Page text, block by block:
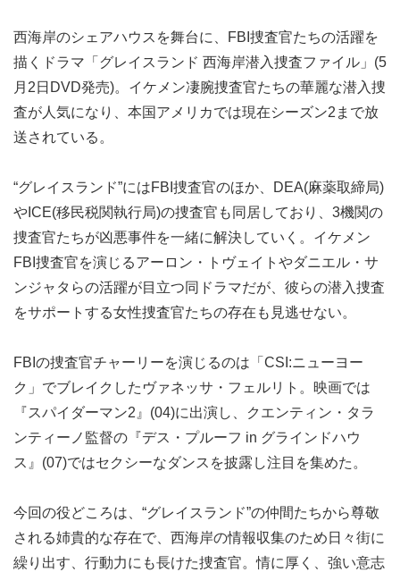
西海岸のシェアハウスを舞台に、FBI捜査官たちの活躍を
描くドラマ「グレイスランド 西海岸潜入捜査ファイル」(5
月2日DVD発売)。イケメン凄腕捜査官たちの華麗な潜入捜
査が人気になり、本国アメリカでは現在シーズン2まで放
送されている。
“グレイスランド”にはFBI捜査官のほか、DEA(麻薬取締局)
やICE(移民税関執行局)の捜査官も同居しており、3機関の
捜査官たちが凶悪事件を一緒に解決していく。イケメン
FBI捜査官を演じるアーロン・トヴェイトやダニエル・サ
ンジャタらの活躍が目立つ同ドラマだが、彼らの潜入捜査
をサポートする女性捜査官たちの存在も見逃せない。
FBIの捜査官チャーリーを演じるのは「CSI:ニューヨー
ク」でブレイクしたヴァネッサ・フェルリト。映画では
『スパイダーマン2』(04)に出演し、クエンティン・タラ
ンティーノ監督の『デス・プルーフ in グラインドハウ
ス』(07)ではセクシーなダンスを披露し注目を集めた。
今回の役どころは、“グレイスランド”の仲間たちから尊敬
される姉貴的な存在で、西海岸の情報収集のため日々街に
繰り出す、行動力にも長けた捜査官。情に厚く、強い意志